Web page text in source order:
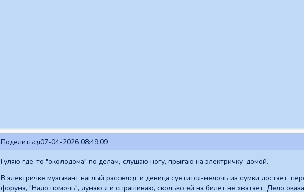
Поделиться07-04-2026 08:49:09
Гуляю где-то "околодома" по делам, слушаю ногу, прыгаю на электричку-домой.
В электричке музыкант наглый расселся, и девица суетится-мелочь из сумки достает,
форума, "Надо помочь", думаю я и спрашиваю, сколько ей на билет не хватает. Дело